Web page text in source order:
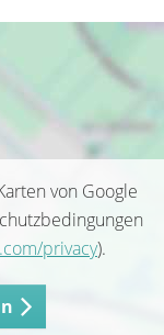
von Google
privacy).